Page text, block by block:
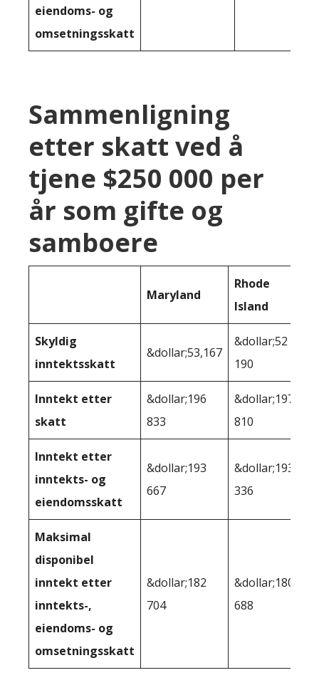
eiendoms- og
omsetningsskatt
Sammenligning
etter skatt ved å
tjene $250 000 per
år som gifte og
samboere
Maryland
Rhode
Island
Skyldig
inntektsskatt
&dollar;53,167
&dollar;52
190
Inntekt etter
skatt
&dollar;196
833
&dollar;197
810
Inntekt etter
inntekts- og
eiendomsskatt
&dollar;193
667
&dollar;193
336
Maksimal
disponibel
inntekt etter
inntekts-,
eiendoms- og
omsetningsskatt
&dollar;182
704
&dollar;180
688